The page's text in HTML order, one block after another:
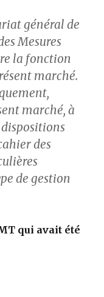
général de
Mesures
la fonction
marché.
marché, à
dispositions
des
de gestion
qui avait été